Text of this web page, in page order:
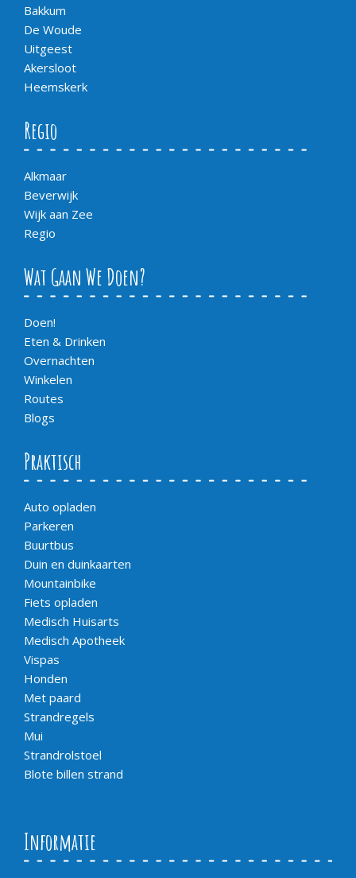
Bakkum
De Woude
Uitgeest
Akersloot
Heemskerk
Regio
Alkmaar
Beverwijk
Wijk aan Zee
Regio
Wat Gaan We Doen?
Doen!
Eten & Drinken
Overnachten
Winkelen
Routes
Blogs
Praktisch
Auto opladen
Parkeren
Buurtbus
Duin en duinkaarten
Mountainbike
Fiets opladen
Medisch Huisarts
Medisch Apotheek
Vispas
Honden
Met paard
Strandregels
Mui
Strandrolstoel
Blote billen strand
Informatie